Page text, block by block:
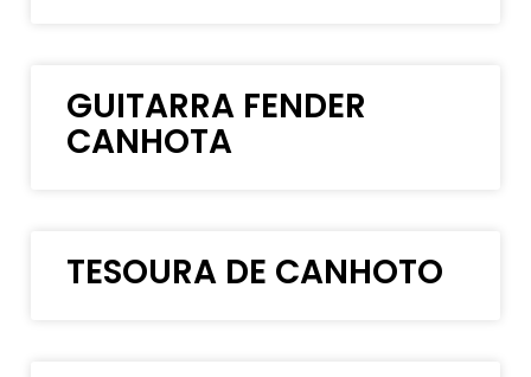
GUITARRA FENDER
CANHOTA
TESOURA DE CANHOTO